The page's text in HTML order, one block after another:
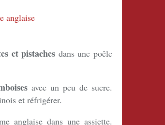
et pistaches dans une poêle
avec un peu de sucre.
et réfrigérer.
anglaise dans une assiette.